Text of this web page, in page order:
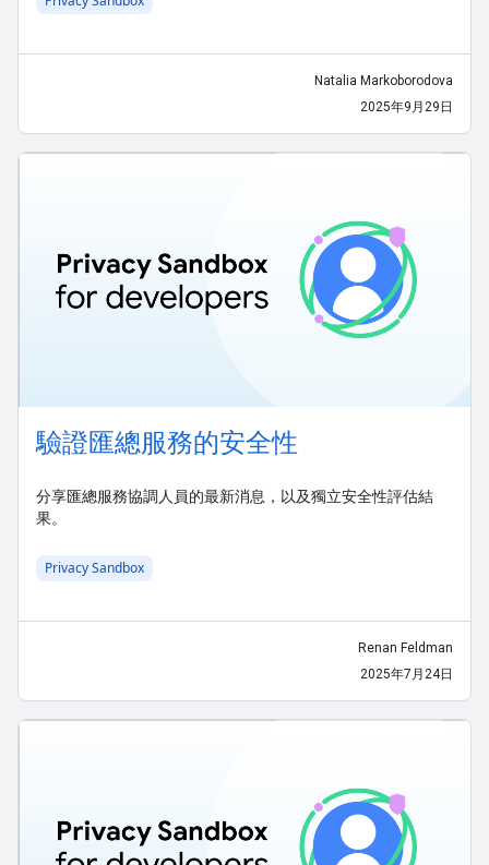
Natalia Markoborodova
2025年9月29日
驗證匯總服務的安全性
分享匯總服務協調人員的最新消息，以及獨立安全性評估結
果。
Privacy Sandbox
Renan Feldman
2025年7月24日